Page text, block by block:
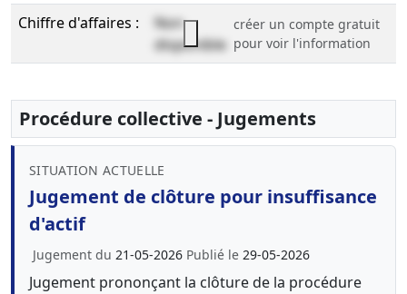
Chiffre d'affaires :
Non
disponible
créer un compte gratuit
pour voir l'information
Procédure collective - Jugements
SITUATION ACTUELLE
Jugement de clôture pour insuffisance
d'actif
Jugement du 21-05-2026 Publié le 29-05-2026
Jugement prononçant la clôture de la procédure